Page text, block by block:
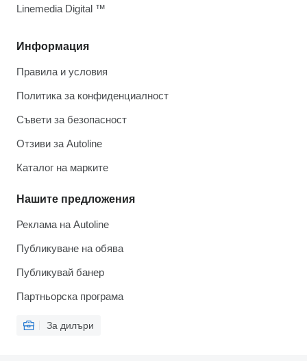
Информация
Правила и условия
Политика за конфиденциалност
Съвети за безопасност
Отзиви за Autoline
Каталог на марките
Нашите предложения
Реклама на Autoline
Публикуване на обява
Публикувай банер
Партньорска програма
За дилъри
Linemedia Digital ™